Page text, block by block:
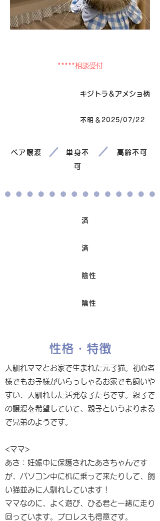
*****相談受付
キジトラ＆アメショ柄
不明＆2025/07/22
ペア譲渡
単身不
可
高齢不可
済
済
陰性
陰性
性格・特徴
人馴れママとお家で生まれた元子猫。初心者
様でもお子様がいらっしゃるお家でも飼いや
すい、人馴れした活発な子たちです。親子で
の譲渡を希望していて、親子というよりまる
で兄弟のようです。
<ママ>
あさ：妊娠中に保護されたあさちゃんです
が、パソコン中に机に乗って来たりして、飼
い猫並みに人馴れしています！
ママなのに、よく遊び、ひる君と一緒に走り
回っています。プロレスも得意です。